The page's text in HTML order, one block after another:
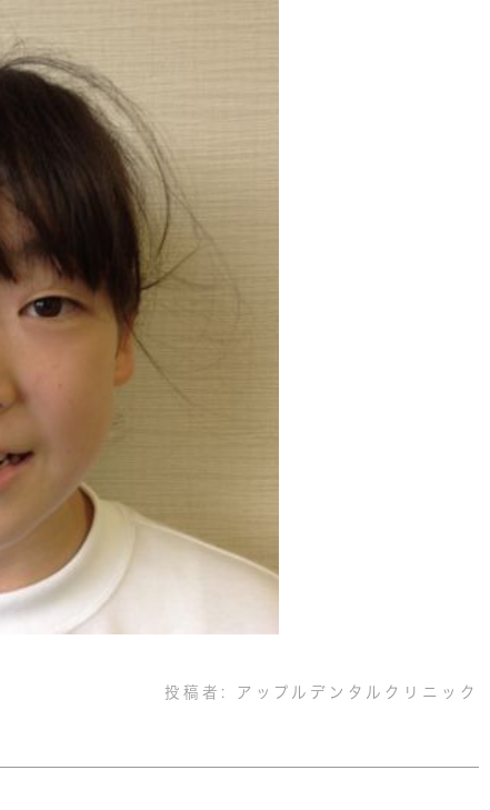
投稿者: アップルデンタルクリニック